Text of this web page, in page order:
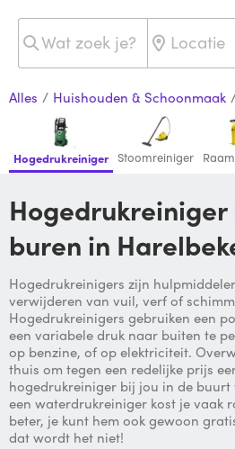
Alles / Huishouden & Schoonmaak
Hogedrukreiniger Stoomreiniger
Hogedrukreiniger huren van je
buren in
Hogedrukreinigers zijn
verwijderen van vuil, verf of
Hogedrukreinigers gebruiken een
een variabele druk naar buiten te
op benzine, of op elektriciteit.
thuis om tegen een redelijke prijs
hogedrukreiniger bij jou in de
een waterdrukreiniger kost je vaak
beter, je kunt hem ook gewoon
dat wordt het niet!